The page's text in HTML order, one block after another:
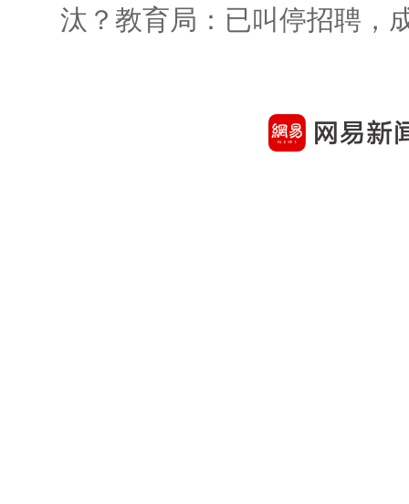
汰？教育局：已叫停招聘，